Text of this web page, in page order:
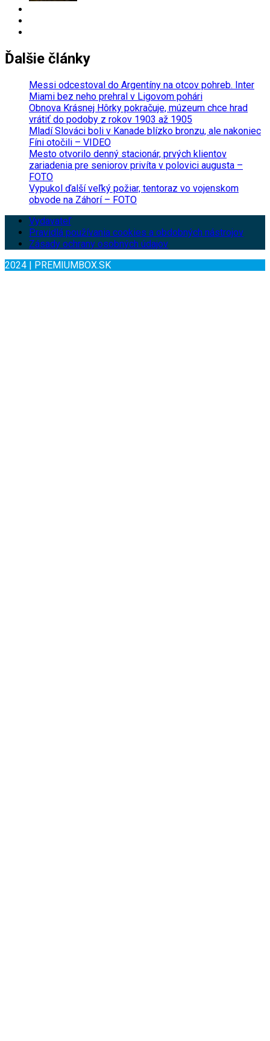
Ďalšie články
Messi odcestoval do Argentíny na otcov pohreb. Inter
Miami bez neho prehral v Ligovom pohári
Obnova Krásnej Hôrky pokračuje, múzeum chce hrad
vrátiť do podoby z rokov 1903 až 1905
Mladí Slováci boli v Kanade blízko bronzu, ale nakoniec
Fíni otočili – VIDEO
Mesto otvorilo denný stacionár, prvých klientov
zariadenia pre seniorov privíta v polovici augusta –
FOTO
Vypukol ďalší veľký požiar, tentoraz vo vojenskom
obvode na Záhorí – FOTO
Vydavateľ
Pravidlá používania cookies a obdobných nástrojov
Zásady ochrany osobných údajov
2024 | PREMIUMBOX.SK